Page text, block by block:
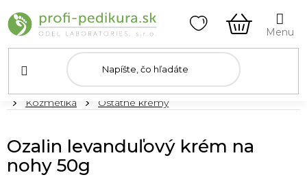
na
obsah
KOŠÍK
DomovKozmetika Ostatné krémy
Ozalin levanduľový krém na
nohy 50g